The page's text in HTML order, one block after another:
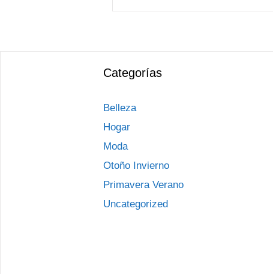
Categorías
Belleza
Hogar
Moda
Otoño Invierno
Primavera Verano
Uncategorized